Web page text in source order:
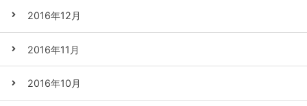
2016年12月
2016年11月
2016年10月